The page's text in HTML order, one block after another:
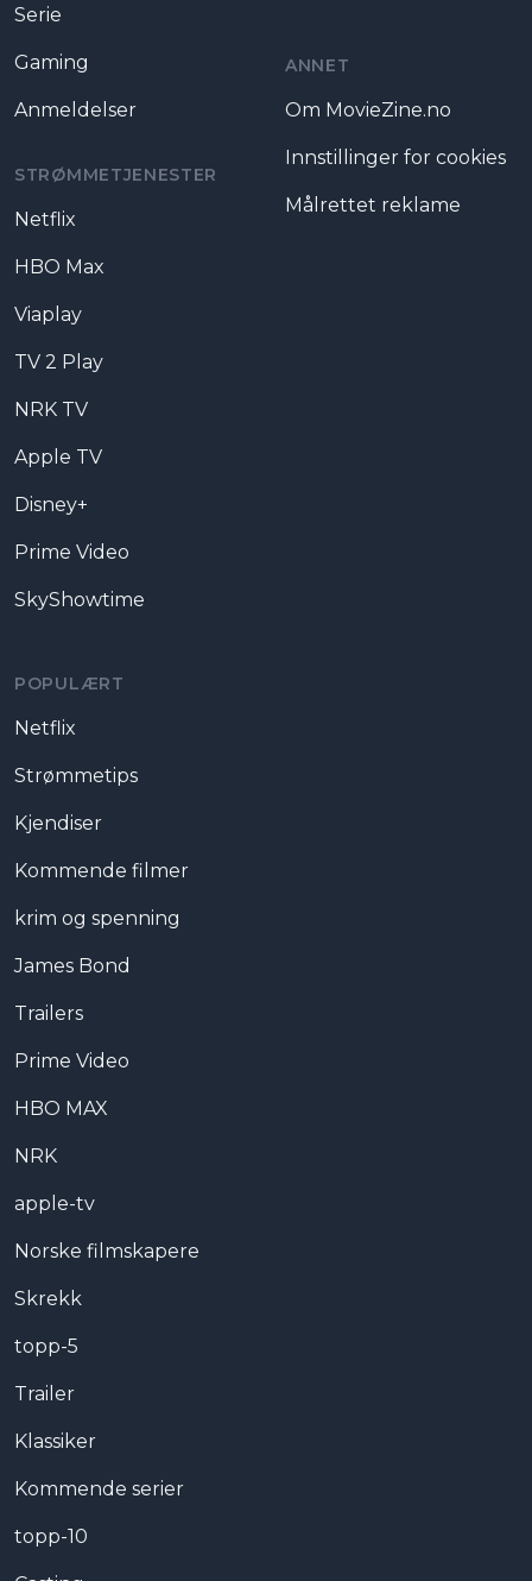
Serie
Gaming
Anmeldelser
STRØMMETJENESTER
Netflix
HBO Max
Viaplay
TV 2 Play
NRK TV
Apple TV
Disney+
Prime Video
SkyShowtime
POPULÆRT
Netflix
Strømmetips
Kjendiser
Kommende filmer
krim og spenning
James Bond
Trailers
Prime Video
HBO MAX
NRK
apple-tv
Norske filmskapere
Skrekk
topp-5
Trailer
Klassiker
Kommende serier
topp-10
ANNET
Om MovieZine.no
Innstillinger for cookies
Målrettet reklame